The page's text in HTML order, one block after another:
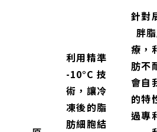
利用精準
-10°C 技
術，讓冷
凍後的脂
肪細胞結
針對
胖
療，
肪不
會自
的特
過專